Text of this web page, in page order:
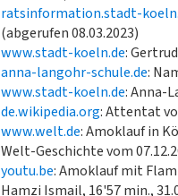
ratsinformation.stadt-
(abgerufen 08.03.2023)
www.stadt-koeln.de:
anna-langohr-schule.de:
www.stadt-koeln.de: Anna-
de.wikipedia.org: Attentat
www.welt.de: Amoklauf in
Welt-Geschichte vom
youtu.be: Amoklauf mit
Hamzi Ismail, 16'57 min.,